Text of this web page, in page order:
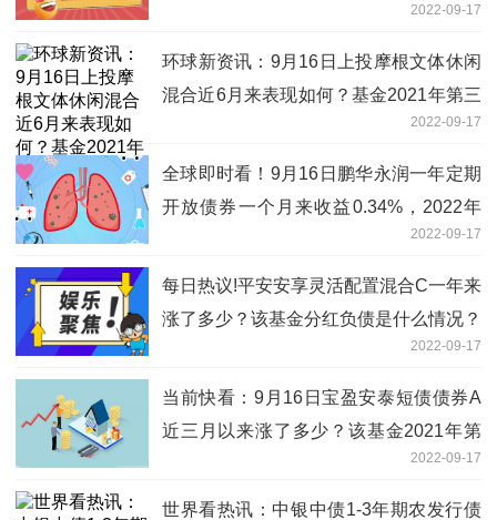
2022-09-17
环球新资讯：9月16日上投摩根文体休闲
混合近6月来表现如何？基金2021年第三
2022-09-17
全球即时看！9月16日鹏华永润一年定期
开放债券一个月来收益0.34%，2022年
2022-09-17
每日热议!平安安享灵活配置混合C一年来
涨了多少？该基金分红负债是什么情况？
2022-09-17
当前快看：9月16日宝盈安泰短债债券A
近三月以来涨了多少？该基金2021年第
2022-09-17
世界看热讯：中银中债1-3年期农发行债